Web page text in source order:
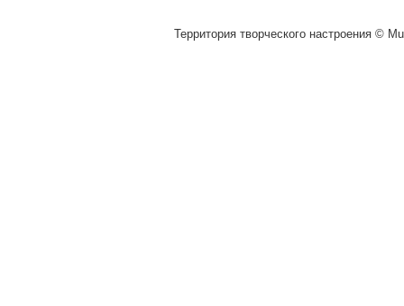
Территория творческого настроения ©